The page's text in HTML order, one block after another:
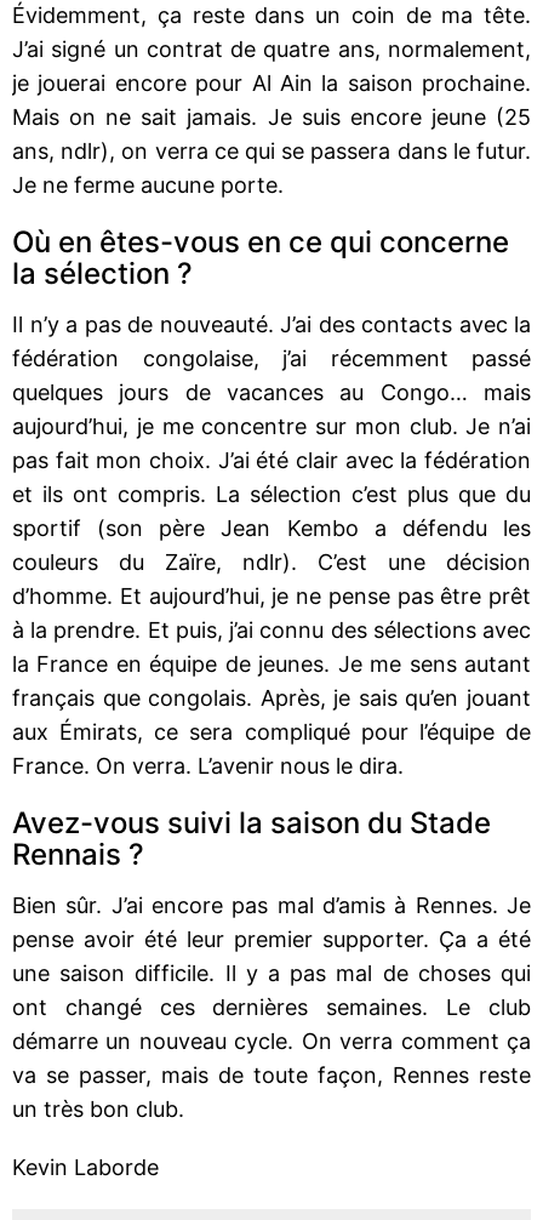
Évidemment, ça reste dans un coin de ma tête.
J’ai signé un contrat de quatre ans, normalement,
je jouerai encore pour Al Ain la saison prochaine.
Mais on ne sait jamais. Je suis encore jeune (25
ans, ndlr), on verra ce qui se passera dans le futur.
Je ne ferme aucune porte.
Où en êtes-vous en ce qui concerne
la sélection ?
Il n’y a pas de nouveauté. J’ai des contacts avec la
fédération congolaise, j’ai récemment passé
quelques jours de vacances au Congo… mais
aujourd’hui, je me concentre sur mon club. Je n’ai
pas fait mon choix. J’ai été clair avec la fédération
et ils ont compris. La sélection c’est plus que du
sportif (son père Jean Kembo a défendu les
couleurs du Zaïre, ndlr). C’est une décision
d’homme. Et aujourd’hui, je ne pense pas être prêt
à la prendre. Et puis, j’ai connu des sélections avec
la France en équipe de jeunes. Je me sens autant
français que congolais. Après, je sais qu’en jouant
aux Émirats, ce sera compliqué pour l’équipe de
France. On verra. L’avenir nous le dira.
Avez-vous suivi la saison du Stade
Rennais ?
Bien sûr. J’ai encore pas mal d’amis à Rennes. Je
pense avoir été leur premier supporter. Ça a été
une saison difficile. Il y a pas mal de choses qui
ont changé ces dernières semaines. Le club
démarre un nouveau cycle. On verra comment ça
va se passer, mais de toute façon, Rennes reste
un très bon club.
Kevin Laborde